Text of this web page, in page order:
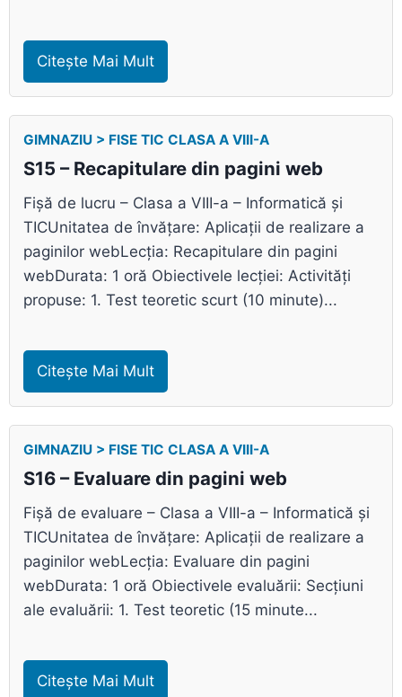
Citește Mai Mult
GIMNAZIU > FISE TIC CLASA A VIII-A
S15 – Recapitulare din pagini web
Fișă de lucru – Clasa a VIII-a – Informatică și
TICUnitatea de învățare: Aplicații de realizare a
paginilor webLecția: Recapitulare din pagini
webDurata: 1 oră Obiectivele lecției: Activități
propuse: 1. Test teoretic scurt (10 minute)...
Citește Mai Mult
GIMNAZIU > FISE TIC CLASA A VIII-A
S16 – Evaluare din pagini web
Fișă de evaluare – Clasa a VIII-a – Informatică și
TICUnitatea de învățare: Aplicații de realizare a
paginilor webLecția: Evaluare din pagini
webDurata: 1 oră Obiectivele evaluării: Secțiuni
ale evaluării: 1. Test teoretic (15 minute...
Citește Mai Mult